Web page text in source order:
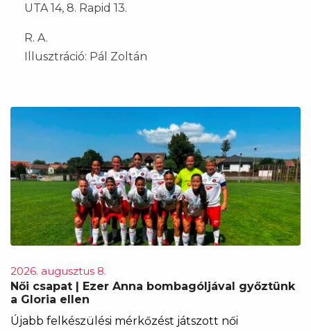
UTA 14, 8. Rapid 13.
R. A.
Illusztráció: Pál Zoltán
2026. augusztus 8.
Női csapat | Ezer Anna bombagóljával győztünk
a Gloria ellen
Újabb felkészülési mérkőzést játszott női